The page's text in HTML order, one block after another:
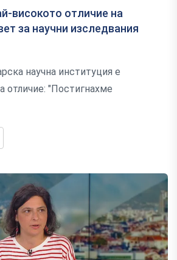
високото отличие на
за научни изследвания
научна институция е
отличие: "Постигнахме